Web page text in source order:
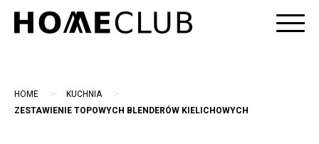
Skip
HOME > KUCHNIA >
ZESTAWIENIE TOPOWYCH BLENDERÓW KIELICHOWYCH